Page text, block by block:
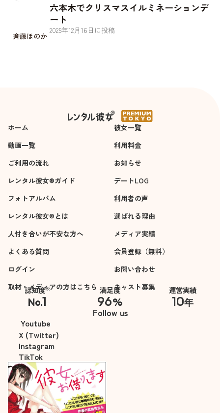
斉藤ほのか
六本木でクリスマスイルミネーションデ
ート
2025年12月 16 日に投稿
ホーム
彼女一覧
動画一覧
利用料金
ご利用の流れ
お知らせ
レンタル彼女®ガイド
デートLOG
フォトアルバム
利用者の声
レンタル彼女®とは
選ばれる理由
人付き合いが不安な方へ
メディア実績
よくある質問
会員登録（無料）
ログイン
お問い合わせ
取材・メディアの方はこちら
キャスト募集
認知度※
No.1
※自社調べ
満足度
96%
運営実績
10年
Follow us
Youtube
X (Twitter)
Instagram
TikTok